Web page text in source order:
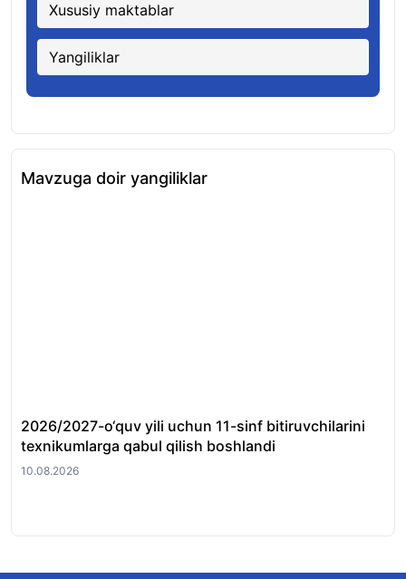
Xususiy maktablar
Yangiliklar
Mavzuga doir yangiliklar
2026/2027-o‘quv yili uchun 11-sinf bitiruvchilarini
texnikumlarga qabul qilish boshlandi
10.08.2026